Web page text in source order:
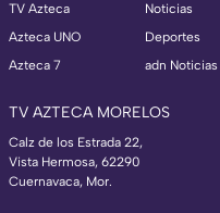
TV Azteca
Azteca UNO
Azteca 7
Noticias
Deportes
adn Noticias
TV AZTECA MORELOS
Calz de los Estrada 22,
Vista Hermosa, 62290
Cuernavaca, Mor.